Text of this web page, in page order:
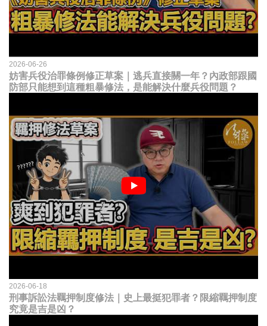
2026-06-26
妨害兵役治罪條例修正草案｜逃兵直接關一年？內政部跟國
防部只能想到這種粗暴修法，是能解決什麼兵役問題？
2026-06-18
刑事訴訟法羈押制度修法｜史上最挺犯罪者？限縮羈押制度
究竟是吉是凶？